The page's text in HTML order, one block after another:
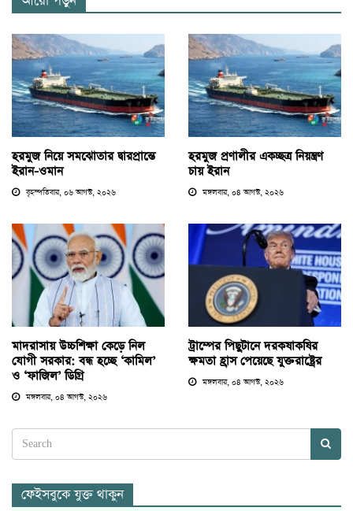
হরমুজ নিয়ে সমঝোতার দ্বারপ্রান্তে
ইরান-ওমান
বৃহস্পতিবার, ০৬ আগস্ট, ২০২৬
হরমুজ প্রণালীর একচ্ছত্র নিয়ন্ত্রণ
চায় ইরান
মঙ্গলবার, ০৪ আগস্ট, ২০২৬
মাদরাসায় উচ্চশিক্ষা কেড়ে নিল
যোগী সরকার: বন্ধ হচ্ছে ‘কামিল’
ও ‘ফাজিল’ ডিগ্রি
মঙ্গলবার, ০৪ আগস্ট, ২০২৬
ট্রাম্পের পিছুটানে দরকষাকষির
ক্ষমতা হ্রাস পেয়েছে যুক্তরাষ্ট্রের
মঙ্গলবার, ০৪ আগস্ট, ২০২৬
ফেইসবুকে যুক্ত থাকুন